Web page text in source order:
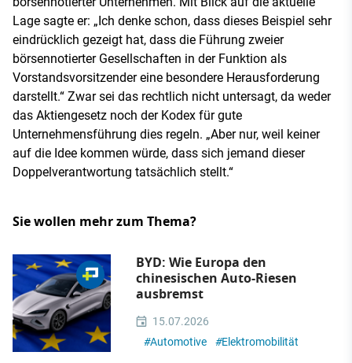
Lage sagte er: „Ich denke schon, dass dieses Beispiel sehr
eindrücklich gezeigt hat, dass die Führung zweier
börsennotierter Gesellschaften in der Funktion als
Vorstandsvorsitzender eine besondere Herausforderung
darstellt.“ Zwar sei das rechtlich nicht untersagt, da weder
das Aktiengesetz noch der Kodex für gute
Unternehmensführung dies regeln. „Aber nur, weil keiner
auf die Idee kommen würde, dass sich jemand dieser
Doppelverantwortung tatsächlich stellt.“
Sie wollen mehr zum Thema?
BYD: Wie Europa den
chinesischen Auto-Riesen
ausbremst
15.07.2026
#Automotive #Elektromobilität